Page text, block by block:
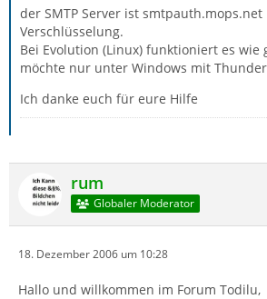
der SMTP Server ist smtpauth.mops.net
Verschlüsselung.
Bei Evolution (Linux) funktioniert es wie
möchte nur unter Windows mit
Ich danke euch für eure Hilfe
rum
Globaler Moderator
18. Dezember 2006 um 10:28
Hallo und willkommen im Forum Todilu,